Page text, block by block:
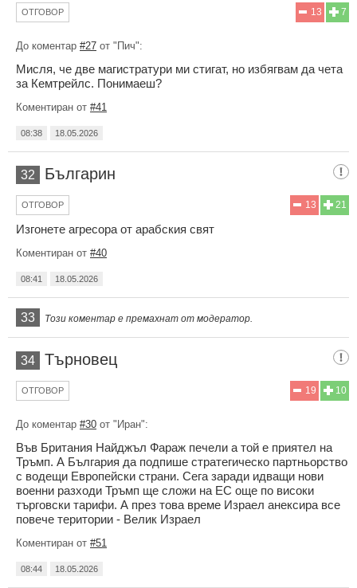
7
13
ОТГОВОР
До коментар #27 от "Пич":
Мисля, че две магистратури ми стигат, но избягвам да чета
за Кемтрейлс. Понимаеш?
Коментиран от #41
08:38 18.05.2026
32 Българин
21
13
ОТГОВОР
Изгонете агресора от арабския свят
Коментиран от #40
08:41 18.05.2026
33 Този коментар е премахнат от модератор.
34 Търновец
10
19
ОТГОВОР
До коментар #30 от "Иран":
Във Британия Найджъл Фараж печели а той е приятел на
Тръмп. А България да подпише стратегическо партньорство
с водещи Европейски страни. Сега заради идващи нови
военни разходи Тръмп ще сложи на ЕС още по високи
търговски тарифи. А през това време Израел анексира все
повече територии - Велик Израел
Коментиран от #51
08:44 18.05.2026